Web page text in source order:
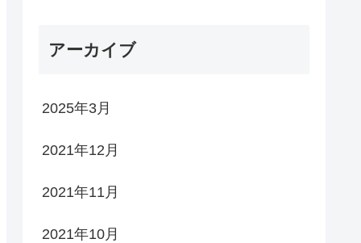
アーカイブ
2025年3月
2021年12月
2021年11月
2021年10月